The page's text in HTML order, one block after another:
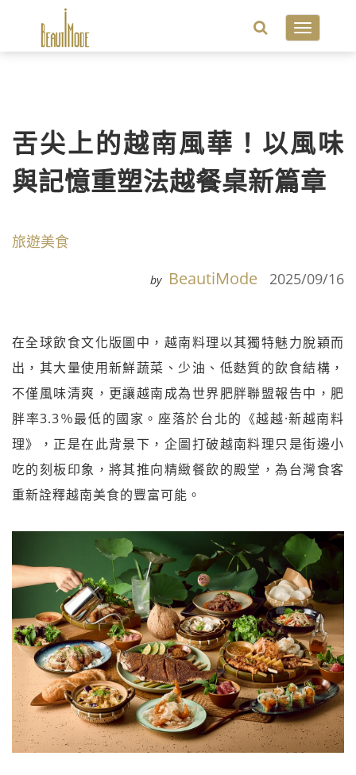
Toggle
舌尖上的越南風華！以風味
與記憶重塑法越餐桌新篇章
旅遊美食
by BeautiMode 2025/09/16
在全球飲食文化版圖中，越南料理以其獨特魅力脫穎而
出，其大量使用新鮮蔬菜、少油、低麩質的飲食結構，
不僅風味清爽，更讓越南成為世界肥胖聯盟報告中，肥
胖率3.3％最低的國家。座落於台北的《越越·新越南料
理》，正是在此背景下，企圖打破越南料理只是街邊小
吃的刻板印象，將其推向精緻餐飲的殿堂，為台灣食客
重新詮釋越南美食的豐富可能。